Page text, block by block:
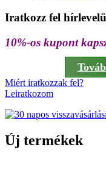
Iratkozz fel
10%-os kupont
Miért iratkozzak fel?
Leiratkozom
Új termékek